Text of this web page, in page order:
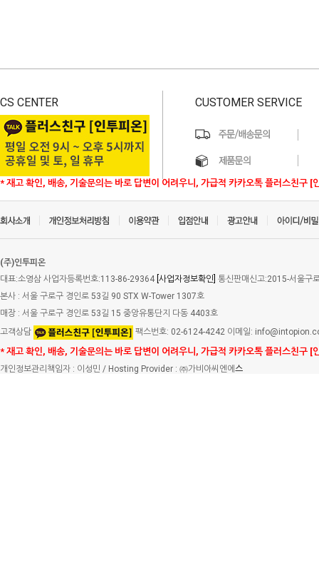
CS CENTER
* 재고 확인, 배송, 기술문의는 바로 답변이 어려우니, 가급적 카카오톡 플러스친구 [
CUSTOMER SERVICE
(주)인투피온
대표:소영삼 사업자등록번호:113-86-29364 [사업자정보확인] 통신판매신고:2015-서울구
본사 : 서울 구로구 경인로 53길 90 STX W-Tower 1307호
매장 : 서울 구로구 경인로 53길 15 중앙유통단지 다동 4403호
고객상담
팩스번호: 02-6124-4242 이메일:
* 재고 확인, 배송, 기술문의는 바로 답변이 어려우니, 가급적 카카오톡 플러스친구 [
개인정보관리책임자 : 이성민 / Hosting Provider : ㈜가비아씨엔에 스